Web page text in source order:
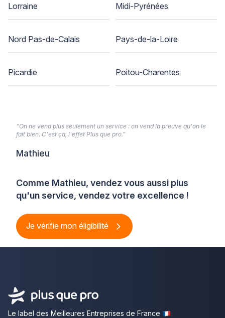
Lorraine Midi-Pyrénées
Nord Pas-de-Calais Pays-de-la-Loire
Picardie Poitou-Charentes
Comme Mathieu, vendez vous aussi plus
qu'un service, vendez votre excellence !
Je vérifie mon éligibilité
“On ne vend plus seulement un service : on vend la preuve qu'on le
fait bien. C'est ça, l'effet Plus que pro.”
Mathieu
Le label des Meilleures Entreprises de France